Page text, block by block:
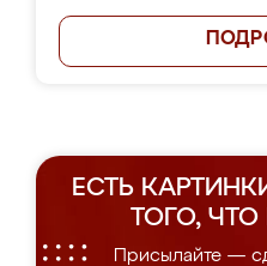
ЕСТЬ
ТОГО,
Присылайте —